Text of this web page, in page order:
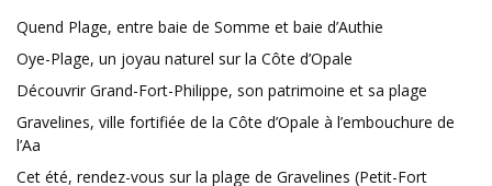
Quend Plage, entre baie de Somme et baie d’Authie
Oye-Plage, un joyau naturel sur la Côte d’Opale
Découvrir Grand-Fort-Philippe, son patrimoine et sa plage
Gravelines, ville fortifiée de la Côte d’Opale à l’embouchure de
l’Aa
Cet été, rendez-vous sur la plage de Gravelines (Petit-Fort